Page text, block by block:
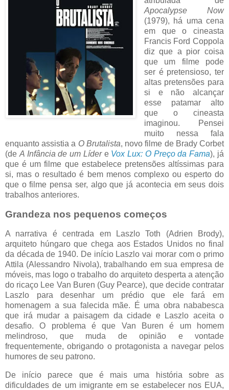
Apocalypse Now
(1979), há uma cena
em que o cineasta
Francis Ford Coppola
diz que a pior coisa
que um filme pode
ser é pretensioso, ter
altas pretensões para
si e não alcançar
esse patamar alto
que o cineasta
imaginou. Pensei
muito nessa fala
enquanto assistia a O Brutalista, novo filme de Brady Corbet
(deA Infância de um Líder e Vox Lux: O Preço da Fama), já
que é um filme que estabelece pretensões altíssimas para
si, mas o resultado é bem menos complexo ou esperto do
que o filme pensa ser, algo que já acontecia em seus dois
trabalhos anteriores.
Grandeza nos pequenos começos
A narrativa é centrada em Laszlo Toth (Adrien Brody),
arquiteto húngaro que chega aos Estados Unidos no final
da década de 1940. De início Laszlo vai morar com o primo
Attila (Alessandro Nivola), trabalhando em sua empresa de
móveis, mas logo o trabalho do arquiteto desperta a atenção
do ricaço Lee Van Buren (Guy Pearce), que decide contratar
Laszlo para desenhar um prédio que ele fará em
homenagem a sua falecida mãe. É uma obra nababesca
que irá mudar a paisagem da cidade e Laszlo aceita o
desafio. O problema é que Van Buren é um homem
melindroso, que muda de opinião e vontade
frequentemente, obrigando o protagonista a navegar pelos
humores de seu patrono.
De início parece que é mais uma história sobre as
dificuldades de um imigrante em se estabelecer nos EUA,